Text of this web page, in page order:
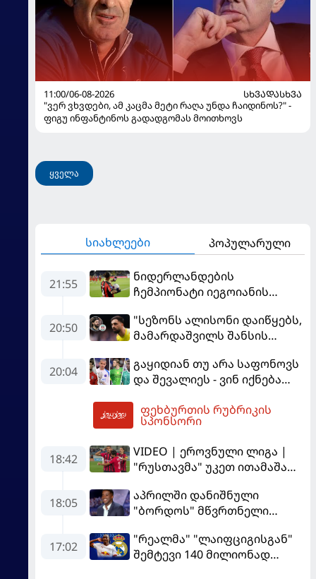
11:00/06-08-2026
ᲡᲮᲕᲐᲓᲐᲡᲮᲕᲐ
"ვერ ვხვდები, ამ კაცმა მეტი რაღა უნდა ჩაიდინოს?" -
ფიგუ ინფანტინოს გადადგომას მოითხოვს
ყველა
სიახლეები პოპულარული
21:55
ნიდერლანდების
ჩემპიონატი იეგოიანის
MVP გახდა
20:50
"სეზონს ალისონი დაიწყებს,
მამარდაშვილს შანსის
მოთმინება სჭირდება,
რომელსაც 100%-ით
"ლივერპულის" ყოფილმა
მეკარემ
20:04
გაყიდიან თუ არა საფონოვს
და შევალიეს - ვინ იქნება
ფეხბურთის რუბრიკის
სპონსორი
18:42
VIDEO | ეროვნული ლიგა |
"რუსთავმა" უკეთ ითამაშა
მოიგო, "ტორპედომ" გვიან
გაიღვიძა...
18:05
აპრილში დანიშნული
"ბორდოს" მწვრთნელი
17:02
"რეალმა" "ლაიფციგისგან"
შემტევი 140 მილიონად